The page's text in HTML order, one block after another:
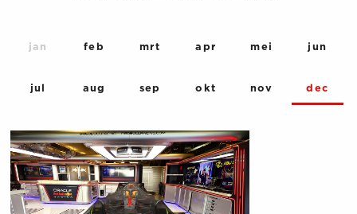
jan feb mrt apr mei jun
jul aug sep okt nov dec